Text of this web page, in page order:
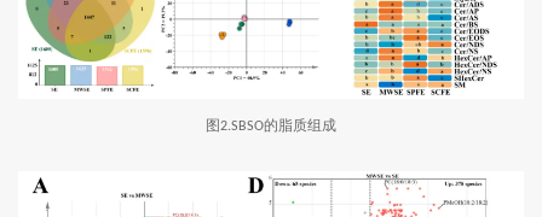
图2.SBSO的脂质组成